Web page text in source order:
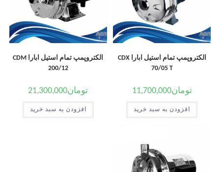
الکتروپمپ تمام استیل ابارا CDX
70/05 T
تومان11,700,000
افزودن به سبد خرید
الکتروپمپ تمام استیل ابارا CDM
200/12
تومان21,300,000
افزودن به سبد خرید